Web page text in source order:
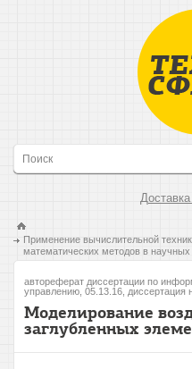
Применение вычислительной
математических методов в
автореферат диссертации по
управлению, 05.13.16, диссертация
Моделирование
заглубленных